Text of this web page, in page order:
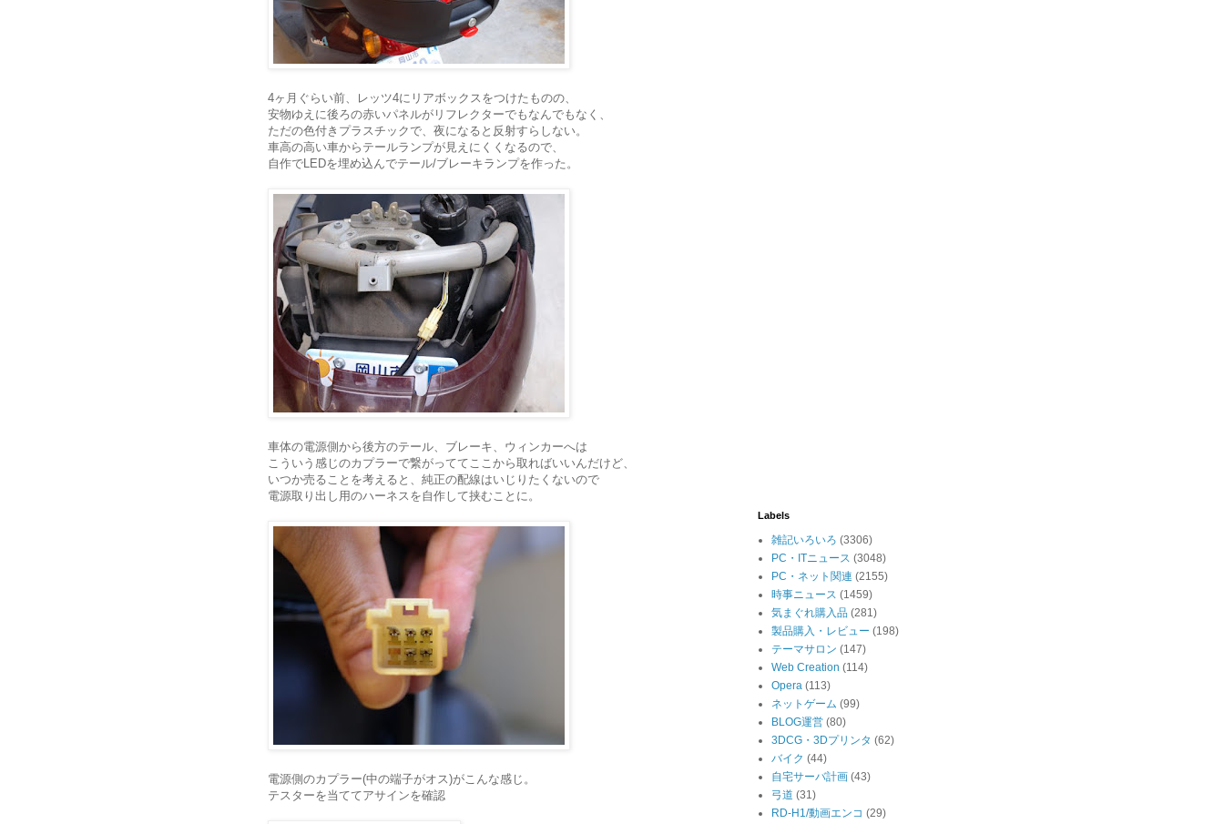
4ヶ月ぐらい前、レッツ4にリアボックスをつけたものの、
安物ゆえに後ろの赤いパネルがリフレクターでもなんでもなく、
ただの色付きプラスチックで、夜になると反射すらしない。
車高の高い車からテールランプが見えにくくなるので、
自作でLEDを埋め込んでテール/ブレーキランプを作った。
車体の電源側から後方のテール、ブレーキ、ウィンカーへは
こういう感じのカプラーで繋がっててここから取ればいいんだけど、
いつか売ることを考えると、純正の配線はいじりたくないので
電源取り出し用のハーネスを自作して挟むことに。
電源側のカプラー(中の端子がオス)がこんな感じ。
テスターを当ててアサインを確認
Labels
雑記いろいろ (3306)
PC・ITニュース (3048)
PC・ネット関連 (2155)
時事ニュース (1459)
気まぐれ購入品 (281)
製品購入・レビュー (198)
テーマサロン (147)
Web Creation (114)
Opera (113)
ネットゲーム (99)
BLOG運営 (80)
3DCG・3Dプリンタ (62)
バイク (44)
自宅サーバ計画 (43)
弓道 (31)
RD-H1/動画エンコ (29)